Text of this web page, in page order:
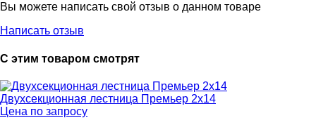
Вы можете написать свой отзыв о данном товаре
Написать отзыв
С этим товаром смотрят
Двухсекционная лестница Премьер 2x14
Цена по запросу